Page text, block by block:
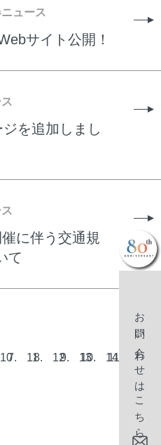
ュース
サイト公開！
を追加しまし
に伴う交通規
て
10 11 12 13 14 お問い合わせはこちら